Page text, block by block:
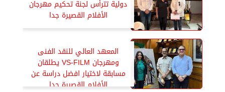
دولية تترأس لجنة تحكيم مهرجان
الأفلام القصيرة جدا
المعهد العالي للنقد الفنى
ومهرجان VS-FILM يطلقان
مسابقة لاختيار افضل دراسة عن
الأفلام القصيرة جدا